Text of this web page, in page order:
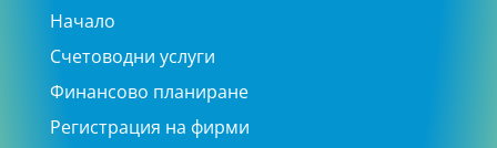
Начало
Счетоводни услуги
Финансово планиране
Регистрация на фирми